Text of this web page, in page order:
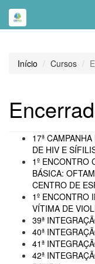
Início Cursos
17ª
DE HIV E
1º ENCONTRO
BÁSICA:
CENTRO DE
1º ENCONTRO
VÍTIMA DE
39ª
40ª
41ª
42ª